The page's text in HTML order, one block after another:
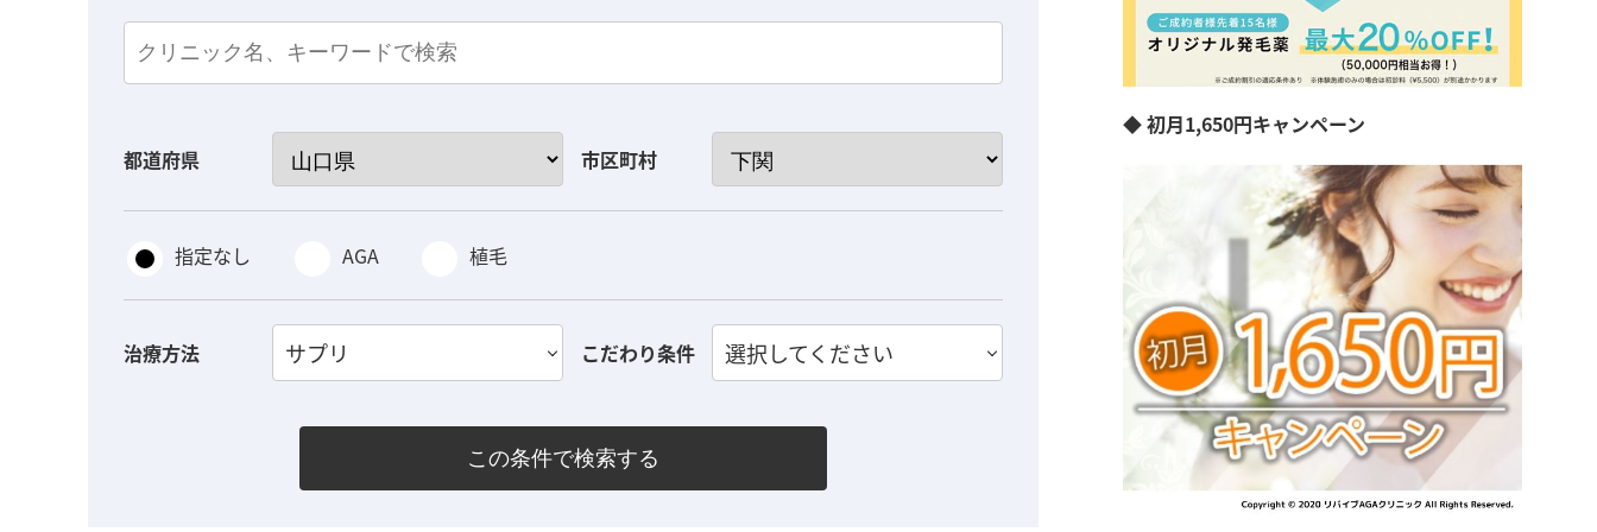
都道府県 市区町村
指定なし AGA 植毛
治療方法 サプリ こだわり条件 選択してください
この条件で検索する
◆ 初月1,650円キャンペーン